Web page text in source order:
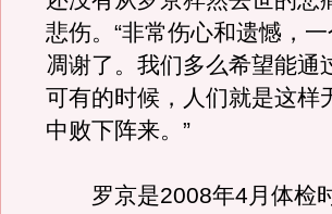
悲伤。“非常伤心和遗憾，
凋谢了。我们多么希望能通
可有的时候，人们就是这样
中败下阵来。”
罗京是2008年4月体检